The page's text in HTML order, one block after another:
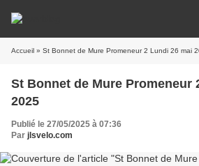
Accueil » St Bonnet de Mure Promeneur 2 Lundi 26 mai
St Bonnet de Mure Promeneur 2 Lundi 26 mai
2025
Publié le 27/05/2025 à 07:36
Par jlsvelo.com